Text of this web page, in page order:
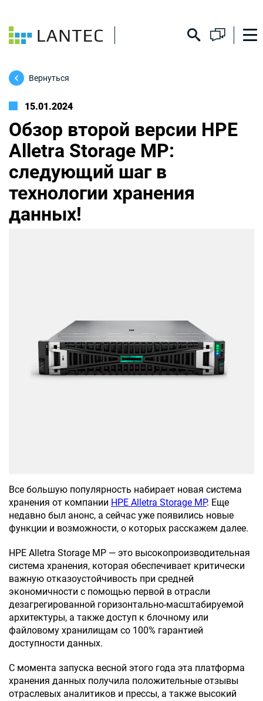
Вернуться
15.01.2024
Обзор второй версии HPE
Alletra Storage MP:
следующий шаг в
технологии хранения
данных!
Все большую популярность набирает новая система
хранения от компании НРЕ Alletra Storage MP. Еще
недавно был анонс, а сейчас уже появились новые
функции и возможности, о которых расскажем далее.
НРЕ Alletra Storage MP — это высокопроизводительная
система хранения, которая обеспечивает критически
важную отказоустойчивость при средней
экономичности с помощью первой в отрасли
дезагрегированной горизонтально-масштабируемой
архитектуры, а также доступ к блочному или
файловому хранилищам со 100% гарантией
доступности данных.
С момента запуска весной этого года эта платформа
хранения данных получила положительные отзывы
отраслевых аналитиков и прессы, а также высокий